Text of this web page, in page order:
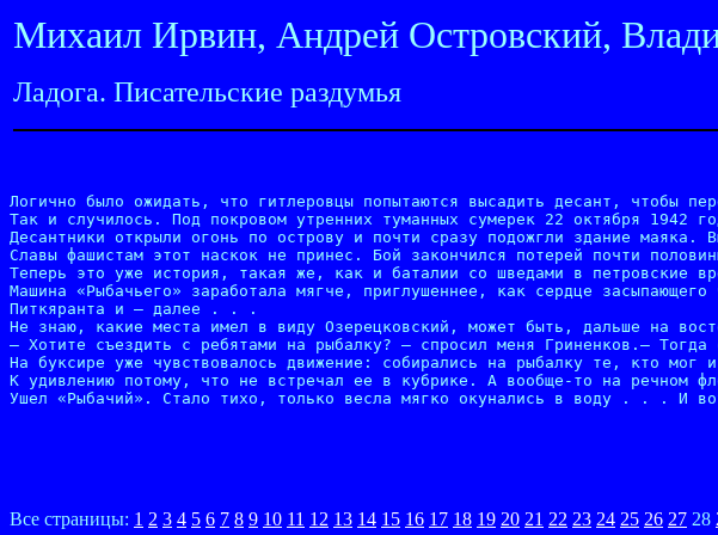
Михаил Ирвин, Андрей Островский,
Ладога. Писательские раздумья
Логично было ожидать, что гитлеровцы попытаются высадить десант, чтобы
Так и случилось. Под покровом утренних туманных сумерек 22 октября 1942
Десантники открыли огонь по острову и почти сразу подожгли здание
Славы фашистам этот наскок не принес. Бой закончился потерей почти
Теперь это уже история, такая же, как и баталии со шведами в петровские
Машина «Рыбачьего» заработала мягче, приглушеннее, как сердце
Питкяранта и — далее . . .
Не знаю, какие места имел в виду Озерецковский, может быть, дальше на
— Хотите съездить с ребятами на рыбалку? — спросил меня Гриненков.—
На буксире уже чувствовалось движение: собирались на рыбалку те, кто
К удивлению потому, что не встречал ее в кубрике. А вообще-то на речном
Ушел «Рыбачий». Стало тихо, только весла мягко окунались в воду . . . И
Все страницы: 1 2 3 4 5 6 7 8 9 10 11 12 13 14 15 16 17 18 19 20 21 22 23 24 25 26 27 28